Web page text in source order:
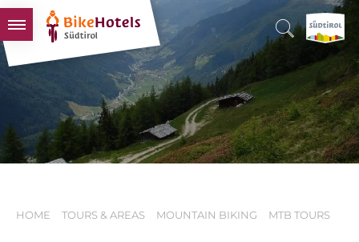
BIKEHOTELS
HOTELS & PACKAGES
TOURS & AREAS
SOUTH TYROL & US
HOME TOURS & AREAS MOUNTAIN BIKING MTB TOURS